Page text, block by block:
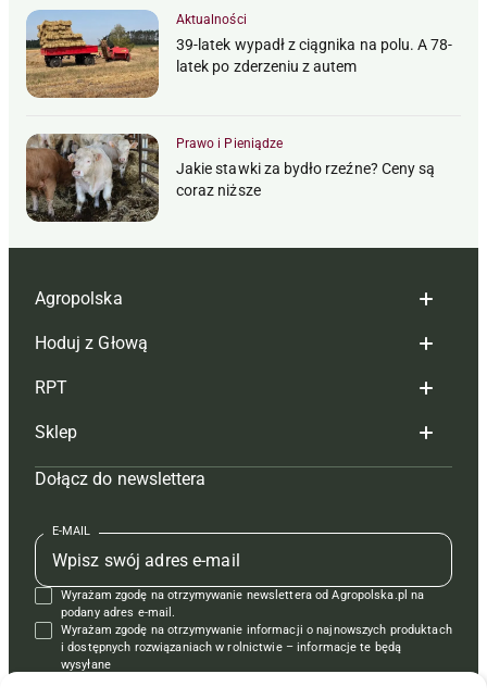
Aktualności
39-latek wypadł z ciągnika na polu. A 78-
latek po zderzeniu z autem
Prawo i Pieniądze
Jakie stawki za bydło rzeźne? Ceny są
coraz niższe
Agropolska
Redakcja
Reklama
Tagi
Mapa serwisu
Kontakt
Regulamin
Polityka prywatności
Hoduj z Głową
Hoduj z głową bydło
Hoduj z głową świnie
Prenumerata
Redakcja
Kontakt
Reklama
RPT
Redakcja
Prenumerata
Reklama
Kontakt
Krzyżówki
Sklep
Czasopisma i prenumerata
Książki
Regulamin
Dołącz do newslettera
E-MAIL
Wyrażam zgodę na otrzymywanie newslettera od Agropolska.pl na
podany adres e-mail.
Wyrażam zgodę na otrzymywanie informacji o najnowszych produktach
i dostępnych rozwiązaniach w rolnictwie – informacje te będą
wysyłane